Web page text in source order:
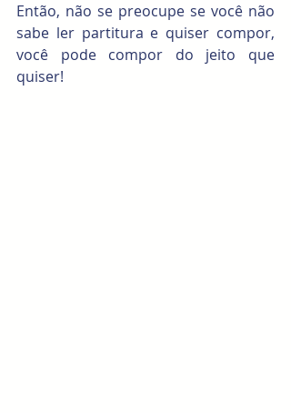
Então, não se preocupe se você não
sabe ler partitura e quiser compor,
você pode compor do jeito que
quiser!